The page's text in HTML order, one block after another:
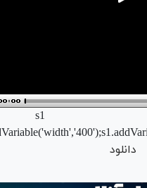
s1
دانلود